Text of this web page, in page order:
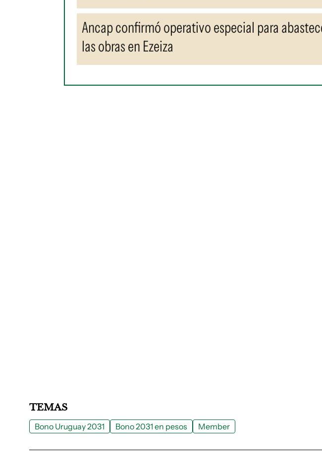
Ancap confirmó operativo especial para
las obras en Ezeiza
TEMAS
Bono Uruguay 2031 Bono 2031 en pesos Member